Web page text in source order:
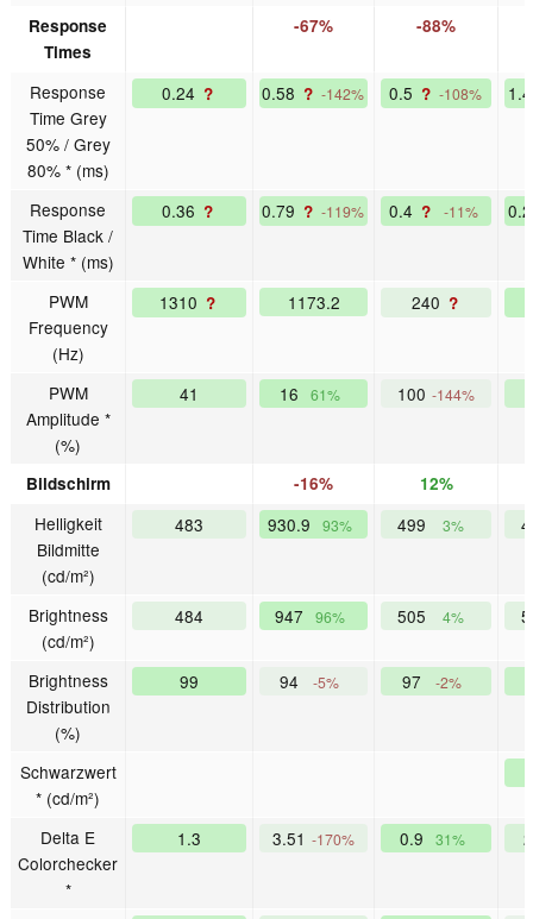
Response
Times
-67% -88%
Response
Time Grey
50% / Grey
80% * (ms)
0.24 ? 0.58 ? -142% 0.5 ? -108%
Response
Time Black /
White * (ms)
0.36 ? 0.79 ? -119% 0.4 ? -11%
PWM
Frequency
(Hz)
1310 ? 1173.2 240 ?
PWM
Amplitude *
(%)
41 16 61% 100 -144%
Bildschirm -16% 12%
Helligkeit
Bildmitte
(cd/m²)
483 930.9 93% 499 3%
Brightness
(cd/m²)
484 947 96% 505 4%
Brightness
Distribution
(%)
99 94 -5% 97 -2%
Schwarzwert
* (cd/m²)
Delta E
Colorchecker
*
1.3 3.51 -170% 0.9 31%